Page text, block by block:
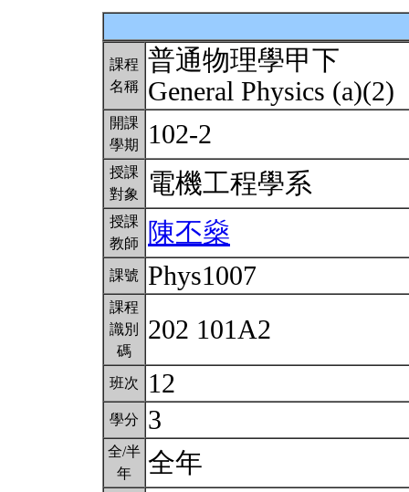
課程
名稱
普通物理學甲下
General Physics (a)(2)
開課
學期
102-2
授課
對象
電機工程學系
授課
教師
陳丕燊
課號 Phys1007
課程
識別
碼
202 101A2
班次 12
學分 3
全/半
年
全年